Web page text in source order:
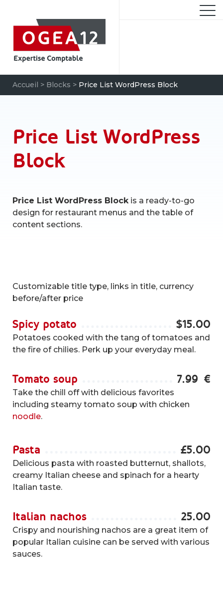
contenu
pour
:
Accueil > Blocks > Price List WordPress Block
Price List WordPress
Block
Price List WordPress Blockis a ready-to-go
design for restaurant menus and the table of
content sections.
Customizable title type, links in title, currency
before/after price
Spicy potato $15.00
Potatoes cooked with the tang of tomatoes and
the fire of chilies. Perk up your everyday meal.
Tomato soup €
7.99
Take the chill off with delicious favorites
including steamy tomato soup with chicken
noodle.
Pasta £5.00
Delicious pasta with roasted butternut, shallots,
creamy Italian cheese and spinach for a hearty
Italian taste.
Italian nachos 25.00
Crispy and nourishing nachos are a great item of
popular Italian cuisine can be served with various
sauces.